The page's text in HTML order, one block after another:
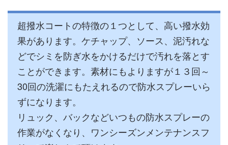
超撥水コートの特徴の１つとして、高い撥水効
果があります。ケチャップ、ソース、泥汚れな
どでシミを防ぎ水をかけるだけで汚れを落とす
ことができます。素材にもよりますが１３回～
30回の洗濯にもたえれるので防水スプレーいら
ずになります。
リュック、バックなどいつもの防水スプレーの
作業がなくなり、ワンシーズンメンテナンスフ